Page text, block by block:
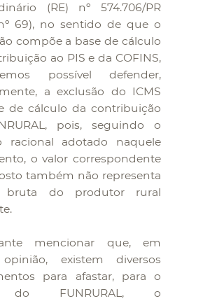
(RE) nº 574.706/PR
69), no sentido de que o
compõe a base de cálculo
ao PIS e da COFINS,
possível defender,
a exclusão do ICMS
de cálculo da contribuição
pois, seguindo o
racional adotado naquele
o valor correspondente
também não representa
bruta do produtor rural
mencionar que, em
existem diversos
para afastar, para o
do FUNRURAL, o